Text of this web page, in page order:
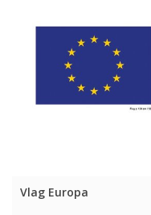
Vlag Europa